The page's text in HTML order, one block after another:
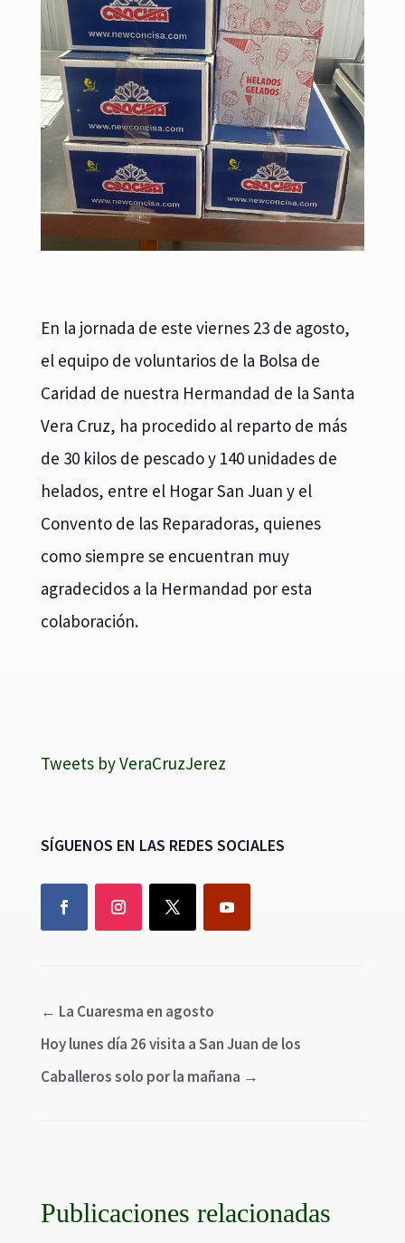
En la jornada de este viernes 23 de agosto,
el equipo de voluntarios de la Bolsa de
Caridad de nuestra Hermandad de la Santa
Vera Cruz, ha procedido al reparto de más
de 30 kilos de pescado y 140 unidades de
helados, entre el Hogar San Juan y el
Convento de las Reparadoras, quienes
como siempre se encuentran muy
agradecidos a la Hermandad por esta
colaboración.
Tweets by VeraCruzJerez
SÍGUENOS EN LAS REDES SOCIALES
← La Cuaresma en agosto
Hoy lunes día 26 visita a San Juan de los
Caballeros solo por la mañana →
Publicaciones relacionadas